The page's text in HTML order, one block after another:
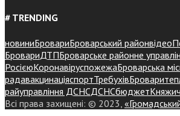
# TRENDING
новиниБровариБроварський районвідео
БровариДТПБроварське районне
РосієюКоронавіруспожежаБроварська
радавакцинаціяспортТребухів
райуправління ДСНСДСНСбюджет
Всі права захищені: © 2023,